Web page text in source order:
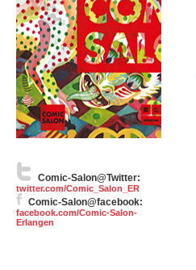
Comic-Salon@Twitter:
twitter.com/Comic_Salon_ER
Comic-Salon@facebook:
facebook.com/Comic-Salon-
Erlangen